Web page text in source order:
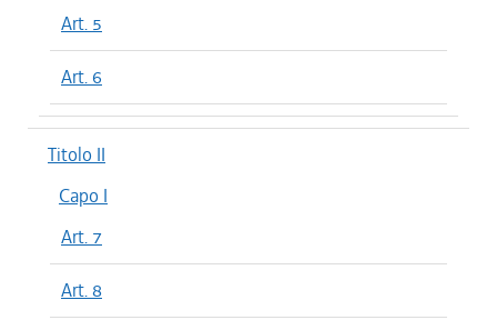
Art. 5
Art. 6
Titolo II
Capo I
Art. 7
Art. 8